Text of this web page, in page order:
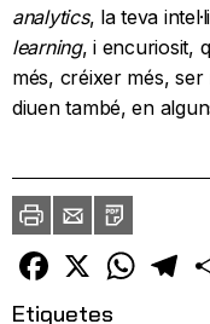
analytics, la teva
learning, i encuriosit,
més, créixer més, ser
diuen també, en
ImprimirEnvia
un
amic
PDF
Facebook
X
Etiquetes